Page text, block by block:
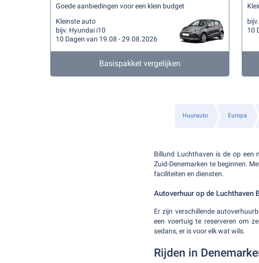
Goede aanbiedingen voor een klein budget
Kleinste auto
bijv. Hyundai i10
10 Dagen van 19.08 - 29.08.2026
Basispakket vergelijken
10
Huurauto Europa
Billund Luchthaven is de op een
Zuid-Denemarken te beginnen.
faciliteiten en diensten.
Autoverhuur op de Luchthaven
Er zijn verschillende
een voertuig te reserveren om
sedans, er is voor elk wat wils.
Rijden in